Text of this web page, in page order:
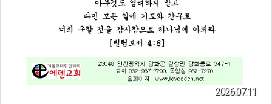
2026.07.11